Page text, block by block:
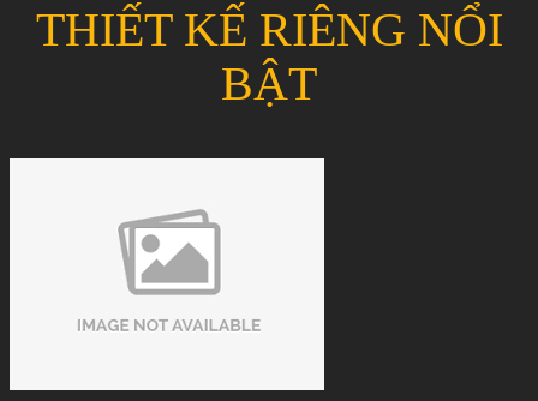
THIẾT KẾ RIÊNG NỔI
BẬT